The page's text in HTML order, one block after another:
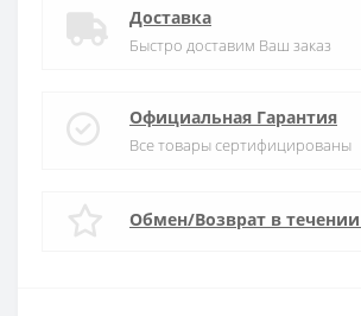
Доставка
Быстро доставим Ваш заказ
Официальная Гарантия
Все товары сертифицированы
Обмен/Возврат в